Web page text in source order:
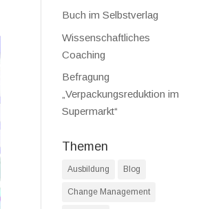
Buch im Selbstverlag
Wissenschaftliches
Coaching
Befragung
„Verpackungsreduktion im
Supermarkt“
Themen
Ausbildung Blog
Change Management